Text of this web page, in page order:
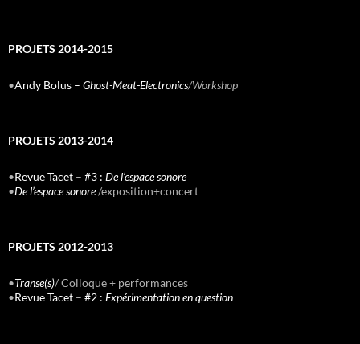
PROJETS 2014-2015
•Andy Bolus – Ghost-Meat-Electronics/Workshop
PROJETS 2013-2014
•Revue Tacet – #3 : De l’espace sonore
•De l’espace sonore/exposition+concert
PROJETS 2012-2013
•Transe(s)/ Colloque + performances
•Revue Tacet – #2 : Expérimentation en question